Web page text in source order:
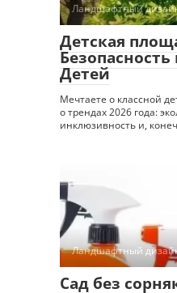
Ландшафтный
Детская
Детей
Мечтаете о классной
о трендах 2026 года:
инклюзивность и,
Ландшафтный
Сад без